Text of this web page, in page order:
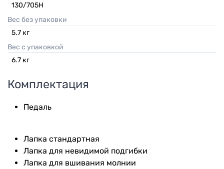
130/705H
Вес без упаковки
5.7 кг
Вес с упаковкой
6.7 кг
Комплектация
Педаль
Лапка стандартная
Лапка для невидимой подгибки
Лапка для вшивания молнии